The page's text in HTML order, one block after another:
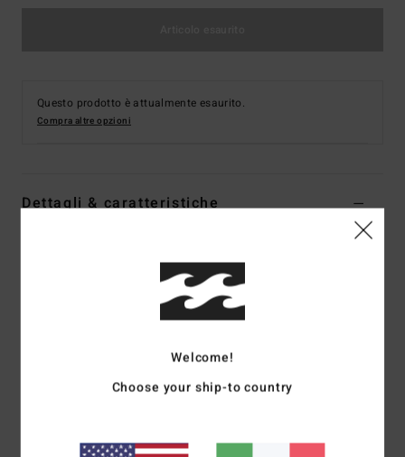
Questo prodotto è attualmente esaurito.
Compra altre opzioni
Dettagli & caratteristiche
Codice colore
collezione Crystal Tides
vestibilità asciutta
Maniche:taglio smanicato
Welcome!
Choose your ship-to country